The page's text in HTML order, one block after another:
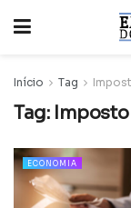
Início Tag
Tag:
ECONOMIA